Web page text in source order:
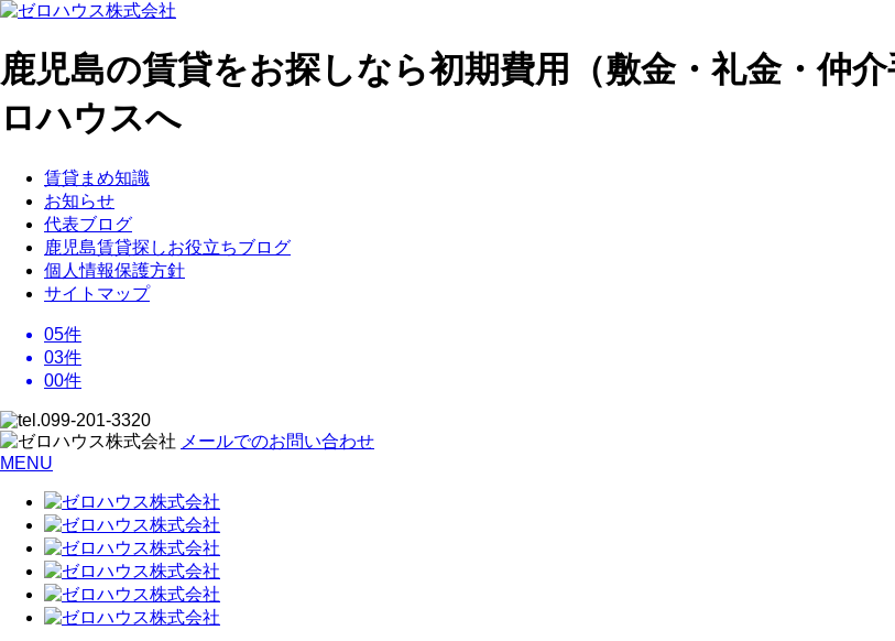
鹿児島の賃貸をお探しなら初期費用（敷金・礼金・仲
ロハウスへ
賃貸まめ知識
お知らせ
代表ブログ
鹿児島賃貸探しお役立ちブログ
個人情報保護方針
サイトマップ
05件
03件
00件
メールでのお問い合わせ
MENU